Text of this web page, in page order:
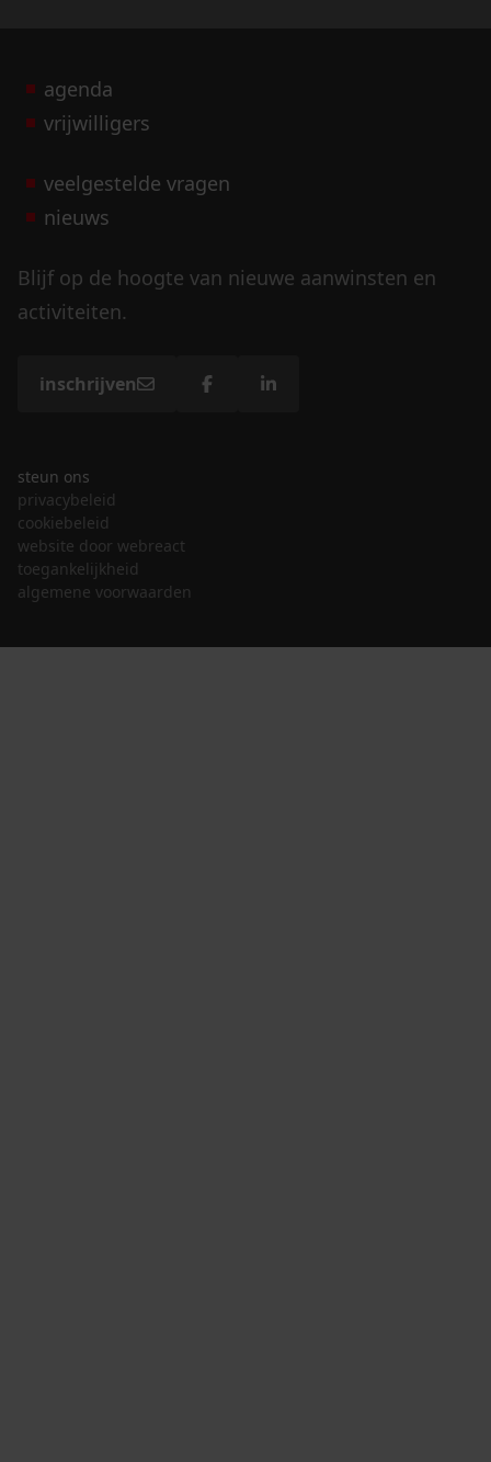
agenda
vrijwilligers
veelgestelde vragen
nieuws
Blijf op de hoogte van nieuwe aanwinsten en
activiteiten.
inschrijven
steun ons
privacybeleid
cookiebeleid
website door webreact
toegankelijkheid
algemene voorwaarden